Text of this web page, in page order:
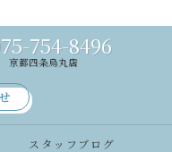
754-8496
京都四条烏丸店
スタッフブログ